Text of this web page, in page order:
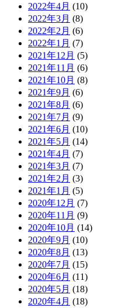
2022年4月 (10)
2022年3月 (8)
2022年2月 (6)
2022年1月 (7)
2021年12月 (5)
2021年11月 (6)
2021年10月 (8)
2021年9月 (6)
2021年8月 (6)
2021年7月 (9)
2021年6月 (10)
2021年5月 (14)
2021年4月 (7)
2021年3月 (7)
2021年2月 (3)
2021年1月 (5)
2020年12月 (7)
2020年11月 (9)
2020年10月 (14)
2020年9月 (10)
2020年8月 (13)
2020年7月 (15)
2020年6月 (11)
2020年5月 (18)
2020年4月 (18)